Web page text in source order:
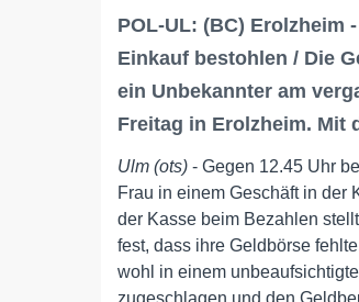
POL-UL: (BC) Erolzheim
Einkauf bestohlen / Die
ein Unbekannter am
Freitag in Erolzheim. Mit
Ulm (ots) - Gegen 12.45 Uhr
Frau in einem Geschäft in der
der Kasse beim Bezahlen
fest, dass ihre Geldbörse
wohl in einem
zugeschlagen und den